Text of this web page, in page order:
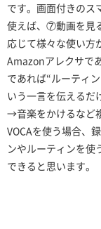
です。画面付きのス
使えば、⑦動画を見
応じて様々な使い方
Amazonアレクサで
であれば“ルーティ
いう一言を伝える
→音楽をかけるなど
VOCAを使う場合、
ンやルーティンを使
できると思います。